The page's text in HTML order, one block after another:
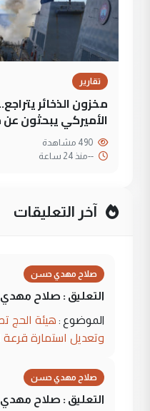
تقارير
مخزون الذخائر
الأميركي يبحثون
--منذ 24 ساعة
آخر التعليقات
صلاح مهدي حسن
التعليق : صلاح
الموضوع : هيئة الحج
وتعديل استمارة قرعة
صلاح مهدي حسن
التعليق : صلاح